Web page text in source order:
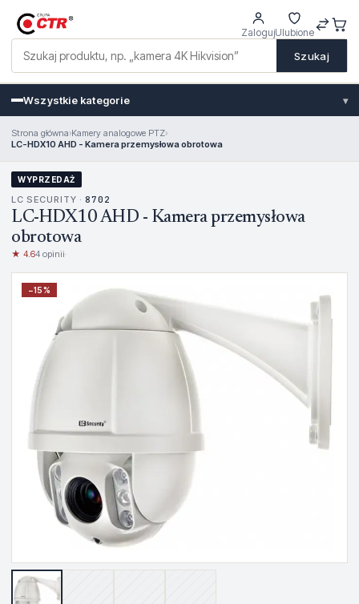
Szukaj
ZalogujUlubione
Wszystkie kategorie ▾
Strona główna›Kamery analogowe PTZ›
LC-HDX10 AHD - Kamera przemysłowa obrotowa
WYPRZEDAŻ
LC SECURITY · 8702
LC-HDX10 AHD - Kamera przemysłowa
obrotowa
★ 4.64 opinii·
−15%